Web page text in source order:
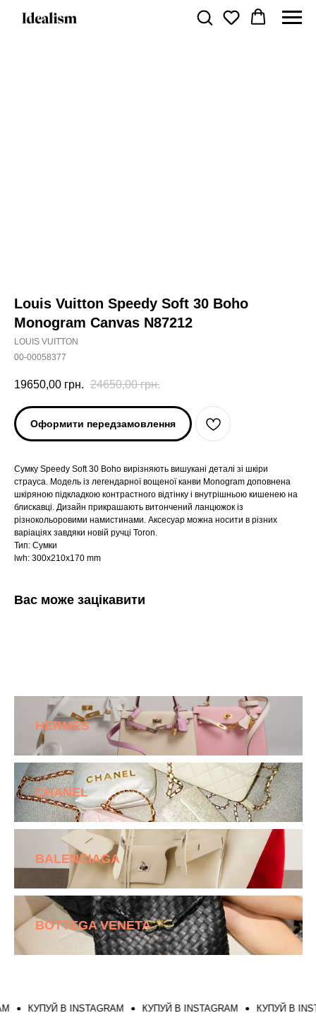
Louis Vuitton Speedy Soft 30 Boho
Monogram Canvas N87212
LOUIS VUITTON
00-00058377
19650,00 грн. 24650,00 грн.
Оформити передзамовлення
Сумку Speedy Soft 30 Boho вирізняють вишукані деталі зі шкіри
страуса. Модель із легендарної вощеної канви Monogram доповнена
шкіряною підкладкою контрастного відтінку і внутрішньою кишенею на
блискавці. Дизайн прикрашають витончений ланцюжок із
різнокольоровими намистинами. Аксесуар можна носити в різних
варіаціях завдяки новій ручці Toron.
Тип: Сумки
lwh: 300x210x170 mm
Вас може зацікавити
HERMES
CHANEL
BALENCIAGA
BOTTEGA VENETA
КУПУЙ В INSTAGRAM КУПУЙ В INSTAGRAM КУПУЙ В